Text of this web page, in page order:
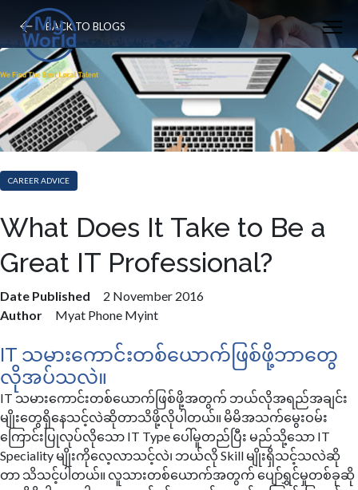
BACK TO BLOGS
CAREER ADVICE
What Does It Take to Be a
Great IT Professional?
Date Published
2 November 2016
Author
Myat Phone Myint
IT သမားကောင်းတစ်ယောက်ဖြစ်ဖို့ဘာတွေ
လိုအပ်သလဲ။
IT သမားကောင်းတစ်ယောက်ဖြစ်ဖို့အတွက် ဘယ်လိုအရည်အချင်း
မျိုးတွေရှိနေသင့်လဲဆိုတာသိဖို့လိုပါတယ်။ မိမိအသက်မွေးဝမ်း
ကြောင်းပြုလုပ်လိုသော IT Type ပေါ်မူတည်ပြီး မည်သို့သော IT
Speciality မျိုးကိုလေ့လာသင့်လဲ၊ ဘယ်လို Skill မျိုးရှိသင့်သလဲဆို
တာ သိသင့်ပါတယ်။ လူသားတစ်ယောက်အတွက် ပျော်ရွှင်မှုတစ်ခုဆို